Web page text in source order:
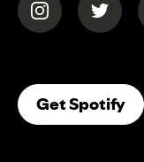
(opens in a
Get Spotify